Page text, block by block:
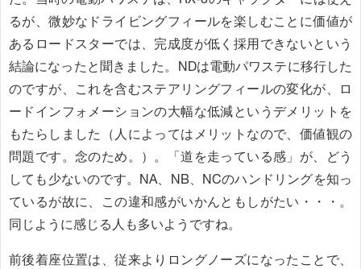
るが、微妙なドライビングフィールを楽しむことに価値が
あるロードスターでは、完成度が低く採用できないという
結論になったと聞きました。NDは電動パワステに移行した
のですが、これを含むステアリングフィールの変化が、ロ
ードインフォメーションの大幅な低減というデメリットを
もたらしました（人によってはメリットなので、価値観の
問題です。念のため。）。「道を走っている感」が、どう
しても少ないのです。NA、NB、NCのハンドリングを知っ
ているが故に、この違和感がいかんともしがたい・・・。
同じように感じる人も多いようですね。
前後着座位置は、従来よりロングノーズになったことで、